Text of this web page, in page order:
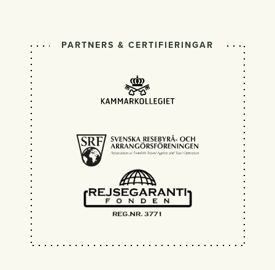
PARTNERS & CERTIFIERINGAR